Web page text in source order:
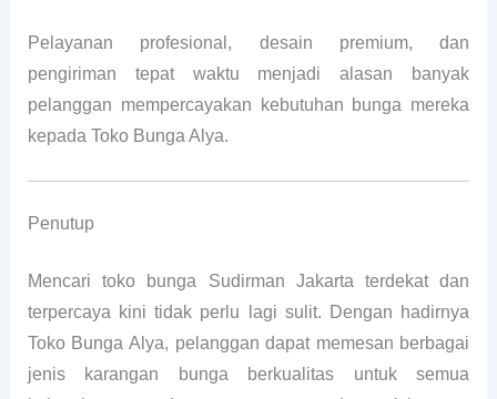
Pelayanan profesional, desain premium, dan
pengiriman tepat waktu menjadi alasan banyak
pelanggan mempercayakan kebutuhan bunga mereka
kepada Toko Bunga Alya.
Penutup
Mencari toko bunga Sudirman Jakarta terdekat dan
terpercaya kini tidak perlu lagi sulit. Dengan hadirnya
Toko Bunga Alya, pelanggan dapat memesan berbagai
jenis karangan bunga berkualitas untuk semua